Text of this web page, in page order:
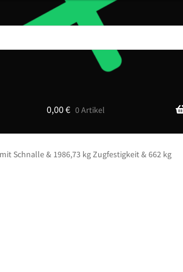
0,00€ 0 Artikel
Schnalle & 1986,73 kg Zugfestigkeit & 662 kg